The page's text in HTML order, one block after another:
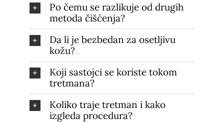
Po čemu se razlikuje od drugih
metoda čišćenja?
Da li je bezbedan za osetljivu
kožu?
Koji sastojci se koriste tokom
tretmana?
Koliko traje tretman i kako
izgleda procedura?